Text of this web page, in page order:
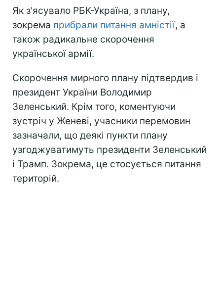
Як з'ясувало РБК-Україна, з плану,
зокрема прибрали питання амністії, а
також радикальне скорочення
української армії.
Скорочення мирного плану підтвердив і
президент України Володимир
Зеленський. Крім того, коментуючи
зустріч у Женеві, учасники перемовин
зазначали, що деякі пункти плану
узгоджуватимуть президенти Зеленський
і Трамп. Зокрема, це стосується питання
територій.